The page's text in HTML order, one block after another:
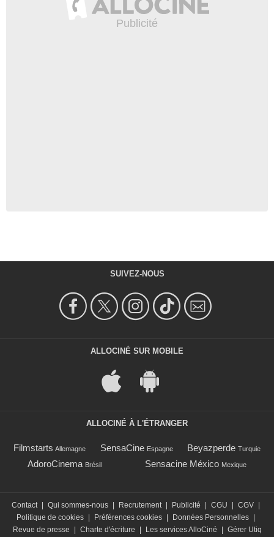
SUIVEZ-NOUS
ALLOCINÉ SUR MOBILE
ALLOCINÉ À L'ÉTRANGER
Filmstarts Allemagne SensaCine Espagne Beyazperde Turquie
AdoroCinema Brésil Sensacine México Mexique
Contact | Qui sommes-nous | Recrutement | Publicité | CGU | CGV |
Politique de cookies | Préférences cookies | Données Personnelles |
Revue de presse
| Charte d'écriture | Les services AlloCiné | Gérer Utiq